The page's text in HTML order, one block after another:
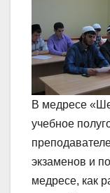
В медресе
учебное
экзаменов и
медресе, как